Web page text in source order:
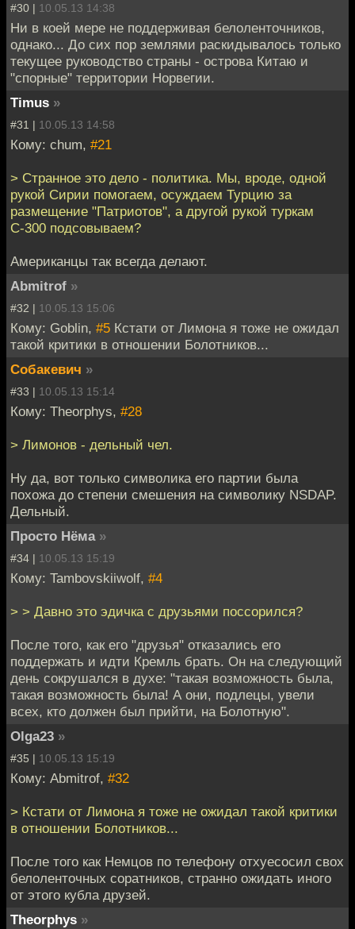
#30 | 10.05.13 14:38
Ни в коей мере не поддерживая белоленточников,
однако... До сих пор землями раскидывалось только
текущее руководство страны - острова Китаю и
"спорные" территории Норвегии.
Timus »
#31 | 10.05.13 14:58
Кому: chum, #21
> Странное это дело - политика. Мы, вроде, одной
рукой Сирии помогаем, осуждаем Турцию за
размещение "Патриотов", а другой рукой туркам
С-300 подсовываем?
Американцы так всегда делают.
Abmitrof »
#32 | 10.05.13 15:06
Кому: Goblin, #5 Кстати от Лимона я тоже не ожидал
такой критики в отношении Болотников...
Собакевич »
#33 | 10.05.13 15:14
Кому: Theorphys, #28
> Лимонов - дельный чел.
Ну да, вот только символика его партии была
похожа до степени смешения на символику NSDAP.
Дельный.
Просто Нёма »
#34 | 10.05.13 15:19
Кому: Tambovskiiwolf, #4
> > Давно это эдичка с друзьями поссорился?
После того, как его "друзья" отказались его
поддержать и идти Кремль брать. Он на следующий
день сокрушался в духе: "такая возможность была,
такая возможность была! А они, подлецы, увели
всех, кто должен был прийти, на Болотную".
Olga23 »
#35 | 10.05.13 15:19
Кому: Abmitrof, #32
> Кстати от Лимона я тоже не ожидал такой критики
в отношении Болотников...
После того как Немцов по телефону отхуесосил свох
белоленточных соратников, странно ожидать иного
от этого кубла друзей.
Theorphys »